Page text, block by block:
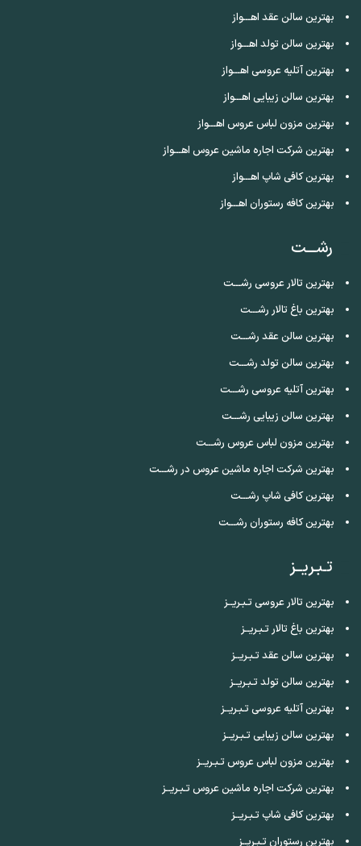
بهترین سالن عقد اهـــواز
بهترین سالن تولد اهـــواز
بهترین آتلیه عروسی اهـــواز
بهترین سالن زیبایی اهـــواز
بهترین مزون لباس عروس اهـــواز
بهترین شرکت اجاره ماشین عروس اهـــواز
بهترین کافی شاپ اهـــواز
بهترین کافه رستوران اهـــواز
رشـــت
بهترین تالار عروسی رشـــت
بهترین باغ تالار رشـــت
بهترین سالن عقد رشـــت
بهترین سالن تولد رشـــت
بهترین آتلیه عروسی رشـــت
بهترین سالن زیبایی رشـــت
بهترین مزون لباس عروس رشـــت
بهترین شرکت اجاره ماشین عروس در رشـــت
بهترین کافی شاپ رشـــت
بهترین کافه رستوران رشـــت
تـبـریــز
بهترین تالار عروسی تـبـریــز
بهترین باغ تالار تـبـریــز
بهترین سالن عقد تـبـریــز
بهترین سالن تولد تـبـریــز
بهترین آتلیه عروسی تـبـریــز
بهترین سالن زیبایی تـبـریــز
بهترین مزون لباس عروس تـبـریــز
بهترین شرکت اجاره ماشین عروس تـبـریــز
بهترین کافی شاپ تـبـریــز
بهترین رستوران تـبـریــز